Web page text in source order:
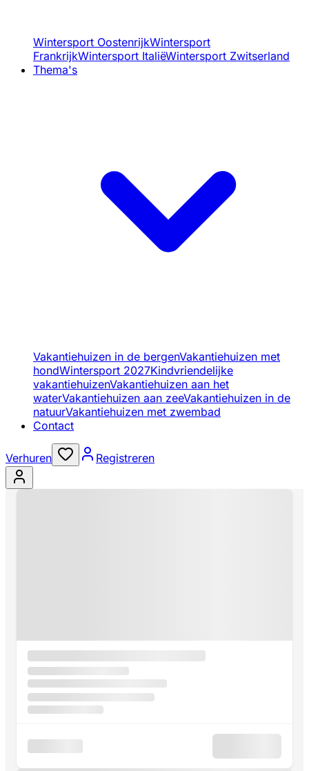
Wintersport OostenrijkWintersport
FrankrijkWintersport ItaliëWintersport Zwitserland
Thema's
Vakantiehuizen in de bergenVakantiehuizen met
hondWintersport 2027Kindvriendelijke
vakantiehuizenVakantiehuizen aan het
waterVakantiehuizen aan zeeVakantiehuizen in de
natuurVakantiehuizen met zwembad
Contact
Verhuren Registreren